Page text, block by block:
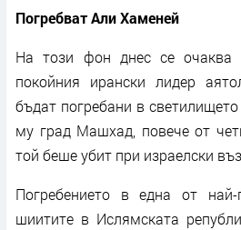
Погребват Али Хаменей
На този фон днес се очаква
покойния ирански лидер
бъдат погребани в
му град Машхад, повече от
той беше убит при израелски
Погребението в една от най-
шиитите в Ислямската